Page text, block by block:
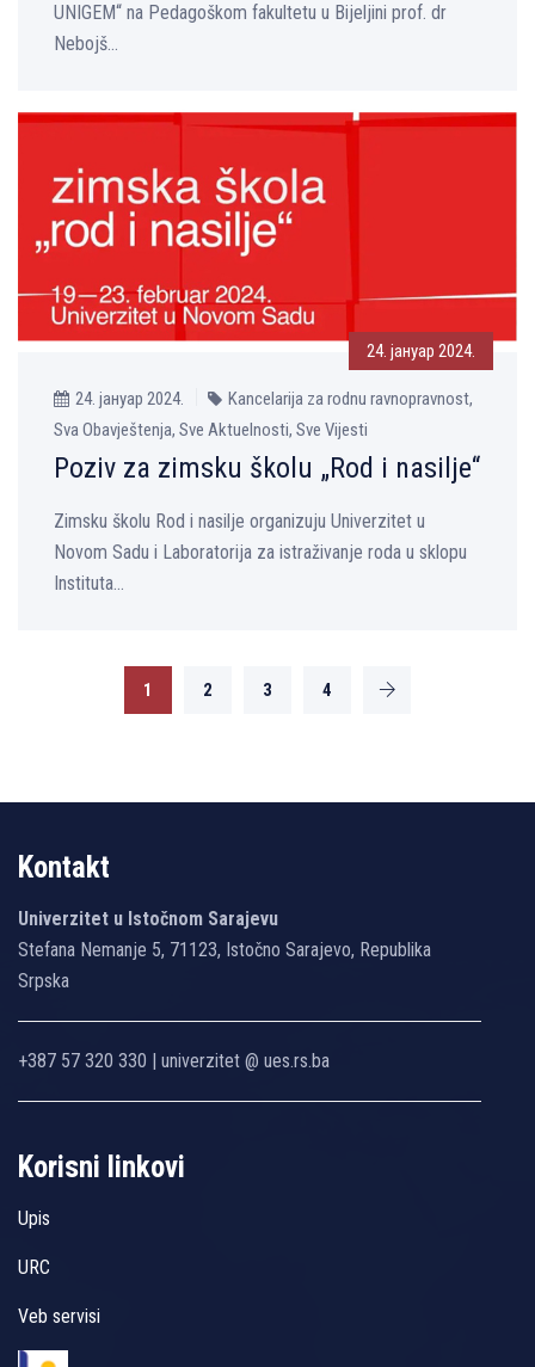
UNIGEM“ na Pedagoškom fakultetu u Bijeljini prof. dr
Nebojš...
24. јануар 2024.
24. јануар 2024.
Kancelarija za rodnu ravnopravnost,
Sva Obavještenja, Sve Aktuelnosti, Sve Vijesti
Poziv za zimsku školu „Rod i nasilјe“
Zimsku školu Rod i nasilјe organizuju Univerzitet u
Novom Sadu i Laboratorija za istraživanje roda u sklopu
Instituta...
1 2 3 4
Kontakt
Univerzitet u Istočnom Sarajevu
Stefana Nemanje 5, 71123, Istočno Sarajevo, Republika
Srpska
+387 57 320 330 | univerzitet @ ues.rs.ba
Korisni linkovi
Upis
URC
Veb servisi